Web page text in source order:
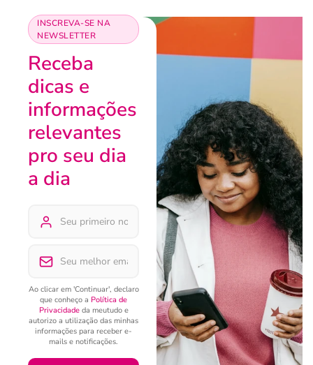
INSCREVA-SE NA
NEWSLETTER
Receba
dicas e
informações
relevantes
pro seu dia
a dia
Ao clicar em 'Continuar', declaro
que conheço a Política de
Privacidadeda meutudo e
autorizo a utilização das minhas
informações para receber e-
mails e notificações.